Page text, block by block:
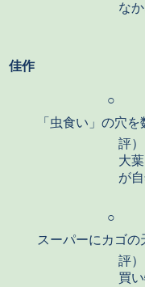
な
佳作
○
「虫食い」の穴
評）
大
が
○
スーパーにカゴ
評）
買